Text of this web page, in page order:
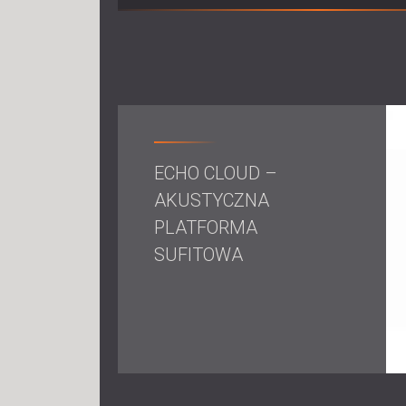
ECHO CLOUD –
AKUSTYCZNA
PLATFORMA
SUFITOWA